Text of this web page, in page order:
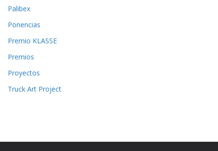
Palibex
Ponencias
Premio KLASSE
Premios
Proyectos
Truck Art Project